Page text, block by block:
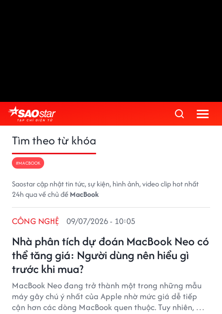
Tìm theo từ khóa
#MACBOOK
Saostar cập nhật tin tức, sự kiện, hình ảnh, video clip hot nhất
24h qua về chủ đềMacBook
Nhà phân tích dự đoán MacBook Neo có
thể tăng giá: Người dùng nên hiểu gì
trước khi mua?
CÔNG NGHỆ 09/07/2026 - 10:05
MacBook Neo đang trở thành một trong những mẫu
máy gây chú ý nhất của Apple nhờ mức giá dễ tiếp
cận hơn các dòng MacBook quen thuộc. Tuy nhiên, một